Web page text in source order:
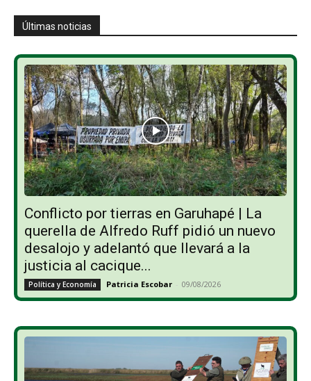
Últimas noticias
Conflicto por tierras en Garuhapé | La
querella de Alfredo Ruff pidió un nuevo
desalojo y adelantó que llevará a la
justicia al cacique...
Política y Economía Patricia Escobar - 09/08/2026